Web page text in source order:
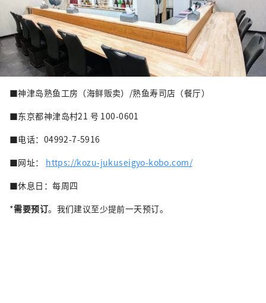
■神津岛熟鱼工房（海鲜贩卖）/熟鱼寿司店（餐厅）
■东京都神津岛村21 号 100-0601
■电话：04992-7-5916
■网址： https://kozu-jukuseigyo-kobo.com/
■休息日：每周四
*需要预订。我们建议至少提前一天预订。